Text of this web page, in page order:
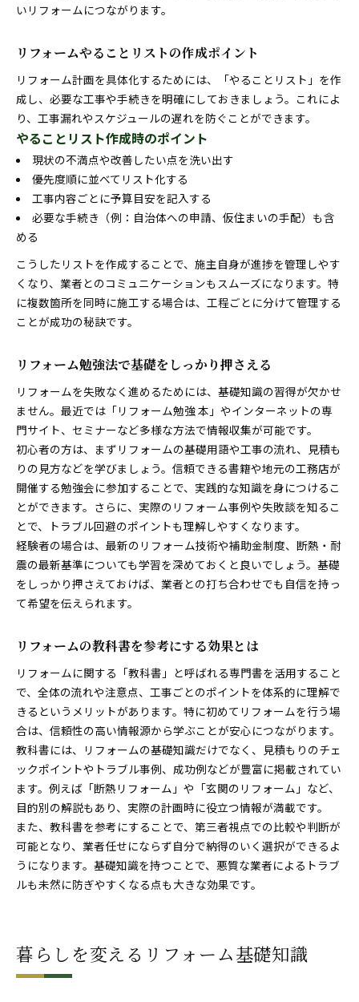
いリフォームにつながります。
リフォームやることリストの作成ポイント
リフォーム計画を具体化するためには、「やることリスト」を作
成し、必要な工事や手続きを明確にしておきましょう。これによ
り、工事漏れやスケジュールの遅れを防ぐことができます。
やることリスト作成時のポイント
現状の不満点や改善したい点を洗い出す
優先度順に並べてリスト化する
工事内容ごとに予算目安を記入する
必要な手続き（例：自治体への申請、仮住まいの手配）も含
める
こうしたリストを作成することで、施主自身が進捗を管理しやす
くなり、業者とのコミュニケーションもスムーズになります。特
に複数箇所を同時に施工する場合は、工程ごとに分けて管理する
ことが成功の秘訣です。
リフォーム勉強法で基礎をしっかり押さえる
リフォームを失敗なく進めるためには、基礎知識の習得が欠かせ
ません。最近では「リフォーム勉強 本」やインターネットの専
門サイト、セミナーなど多様な方法で情報収集が可能です。
初心者の方は、まずリフォームの基礎用語や工事の流れ、見積も
りの見方などを学びましょう。信頼できる書籍や地元の工務店が
開催する勉強会に参加することで、実践的な知識を身につけるこ
とができます。さらに、実際のリフォーム事例や失敗談を知るこ
とで、トラブル回避のポイントも理解しやすくなります。
経験者の場合は、最新のリフォーム技術や補助金制度、断熱・耐
震の最新基準についても学習を深めておくと良いでしょう。基礎
をしっかり押さえておけば、業者との打ち合わせでも自信を持っ
て希望を伝えられます。
リフォームの教科書を参考にする効果とは
リフォームに関する「教科書」と呼ばれる専門書を活用すること
で、全体の流れや注意点、工事ごとのポイントを体系的に理解で
きるというメリットがあります。特に初めてリフォームを行う場
合は、信頼性の高い情報源から学ぶことが安心につながります。
教科書には、リフォームの基礎知識だけでなく、見積もりのチェ
ックポイントやトラブル事例、成功例などが豊富に掲載されてい
ます。例えば「断熱リフォーム」や「玄関のリフォーム」など、
目的別の解説もあり、実際の計画時に役立つ情報が満載です。
また、教科書を参考にすることで、第三者視点での比較や判断が
可能となり、業者任せにならず自分で納得のいく選択ができるよ
うになります。基礎知識を持つことで、悪質な業者によるトラブ
ルも未然に防ぎやすくなる点も大きな効果です。
暮らしを変えるリフォーム基礎知識